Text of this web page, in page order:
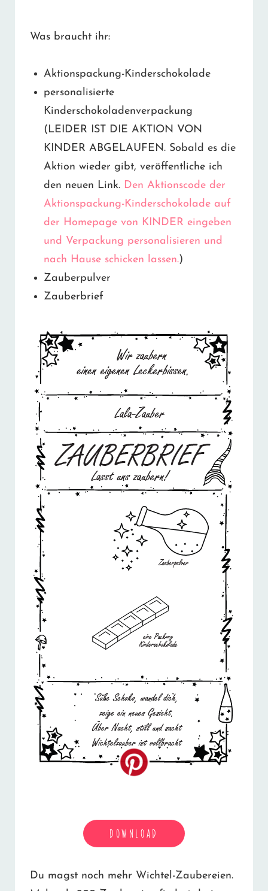
Was braucht ihr:
Aktionspackung-Kinderschokolade
personalisierte
Kinderschokoladenverpackung
(LEIDER IST DIE AKTION VON
KINDER ABGELAUFEN. Sobald es die
Aktion wieder gibt, veröffentliche ich
den neuen Link. Den Aktionscode der
Aktionspackung-Kinderschokolade auf
der Homepage von KINDER eingeben
und Verpackung personalisieren und
nach Hause schicken lassen.)
Zauberpulver
Zauberbrief
DOWNLOAD
Du magst noch mehr Wichtel-Zaubereien.